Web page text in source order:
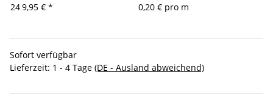
249,95 € * 0,20 € pro m
Sofort verfügbar
Lieferzeit: 1 - 4 Tage (DE - Ausland abweichend)